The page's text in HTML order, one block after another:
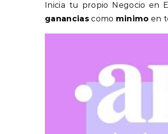
Inicia tu propio Negocio en
gananciascomo minimo en